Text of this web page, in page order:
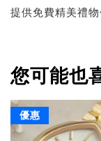
提供免費精美禮
您可能也
優惠